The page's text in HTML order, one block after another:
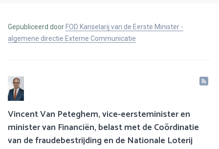
Gepubliceerd door FOD Kanselarij van de Eerste Minister -
algemene directie Externe Communicatie
Vincent Van Peteghem, vice-eersteminister en
minister van Financiën, belast met de Coördinatie
van de fraudebestrijding en de Nationale Loterij